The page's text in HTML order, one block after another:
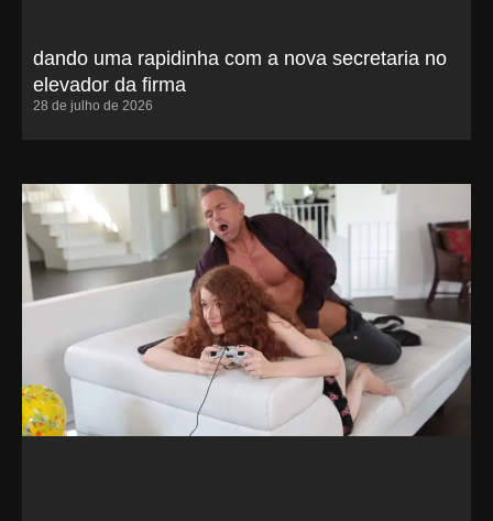
dando uma rapidinha com a nova secretaria no
elevador da firma
28 de julho de 2026